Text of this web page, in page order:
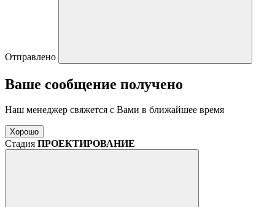
Отправлено
Ваше сообщение получено
Наш менеджер свяжется с Вами в ближайшее время
Хорошо
Стадия ПРОЕКТИРОВАНИЕ